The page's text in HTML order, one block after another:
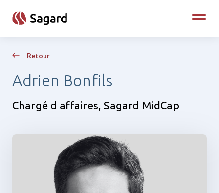
Toggle
Retour
Adrien Bonfils
Chargé d affaires, Sagard MidCap